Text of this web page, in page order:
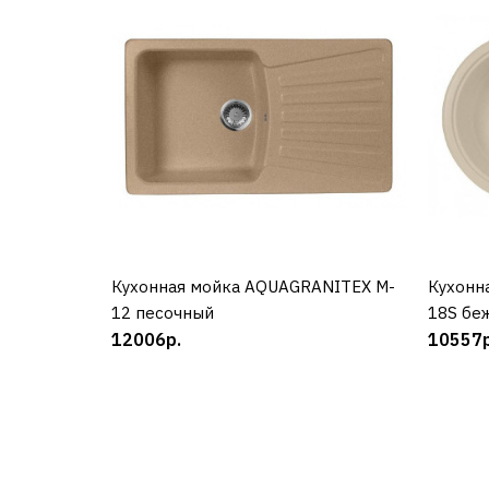
КУПИТЬ
Кухонная мойка AQUAGRANITEX M-
12 песочный
12006р.
18S